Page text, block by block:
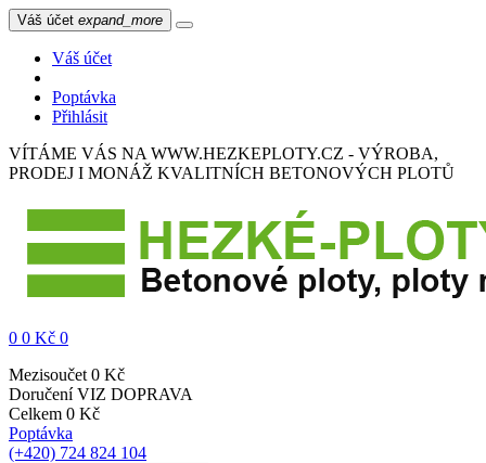
Váš účet expand_more
Váš účet
Poptávka
Přihlásit
VÍTÁME VÁS NA WWW.HEZKEPLOTY.CZ - VÝROBA,
PRODEJ I MONÁŽ KVALITNÍCH BETONOVÝCH PLOTŮ
0 0 Kč 0
Mezisoučet 0 Kč
Doručení VIZ DOPRAVA
Celkem 0 Kč
Poptávka
(+420) 724 824 104